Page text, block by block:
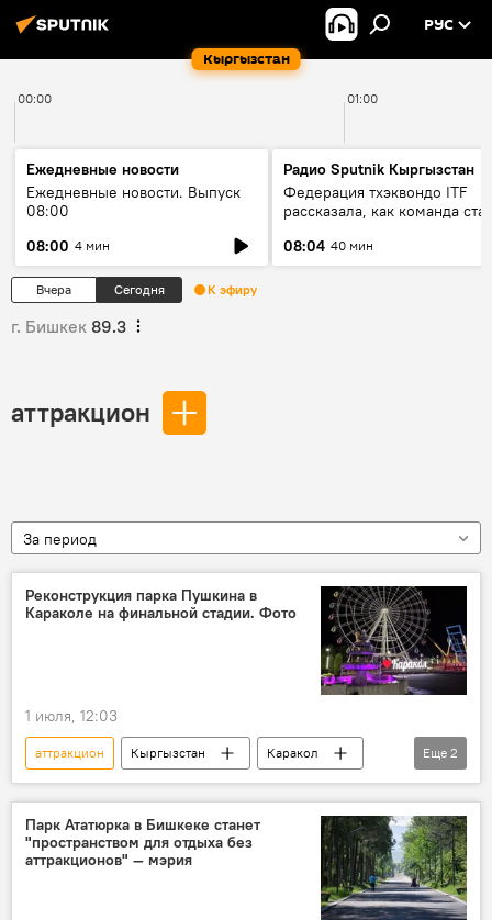
Кыргызстан
РУС
00:00 01:00
Ежедневные новости
Ежедневные новости. Выпуск
08:00
08:00 4 мин
Радио Sputnik Кыргызстан
Федерация тхэквондо ITF
рассказала, как команда
08:04 40 мин
Вчера Сегодня К эфиру
г. Бишкек 89.3
аттракцион
За период
Реконструкция парка Пушкина в
Караколе на финальной стадии. Фото
1 июля, 12:03
аттракцион Кыргызстан
Каракол
парк
реконструкция
Еще 2
Парк Ататюрка в Бишкеке станет
"пространством для отдыха без
аттракционов" — мэрия